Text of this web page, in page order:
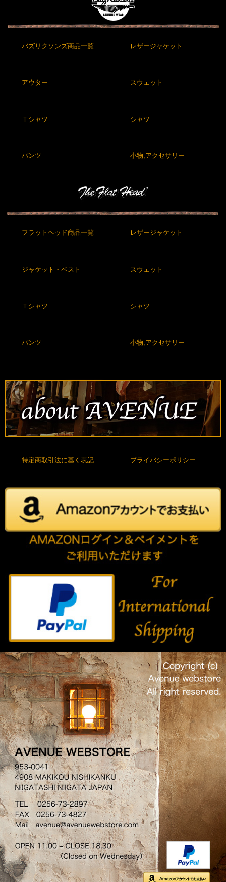
バズリクソンズ商品一覧 レザージャケット
アウター スウェット
Ｔシャツ シャツ
パンツ 小物,アクセサリー
フラットヘッド商品一覧 レザージャケット
ジャケット・ベスト スウェット
Ｔシャツ シャツ
パンツ 小物,アクセサリー
特定商取引法に基く表記 プライバシーポリシー